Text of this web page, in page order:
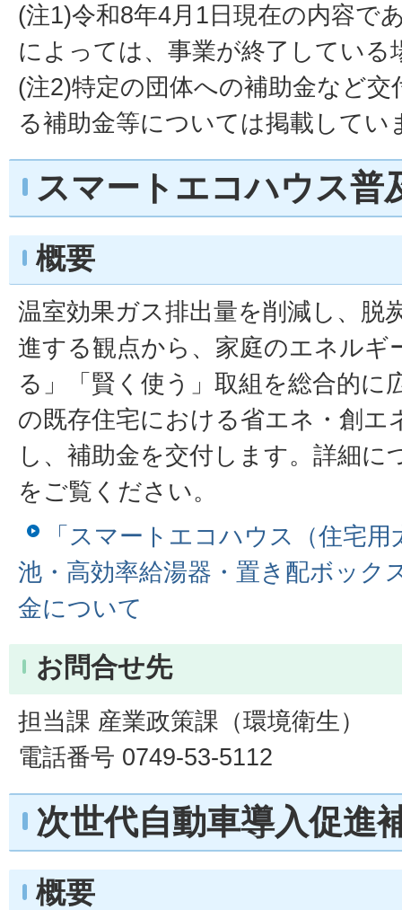
(注1)令和8年4月1日現在の内容で
によっては、事業が終了している
(注2)特定の団体への補助金など
る補助金等については掲載してい
スマートエコハウス普
概要
温室効果ガス排出量を削減し、脱
進する観点から、家庭のエネルギ
る」「賢く使う」取組を総合的に
の既存住宅における省エネ・創エ
し、補助金を交付します。詳細に
をご覧ください。
「スマートエコハウス（住宅
池・高効率給湯器・置き配ボック
金について
お問合せ先
担当課 産業政策課（環境衛生）
電話番号 0749-53-5112
次世代自動車導入促進
概要